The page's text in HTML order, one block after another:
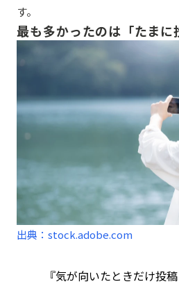
す。
最も多かったのは「たまに
出典：stock.adobe.com
『気が向いたときだけ投